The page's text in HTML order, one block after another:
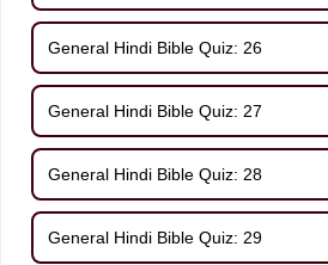
General Hindi Bible Quiz: 26
General Hindi Bible Quiz: 27
General Hindi Bible Quiz: 28
General Hindi Bible Quiz: 29